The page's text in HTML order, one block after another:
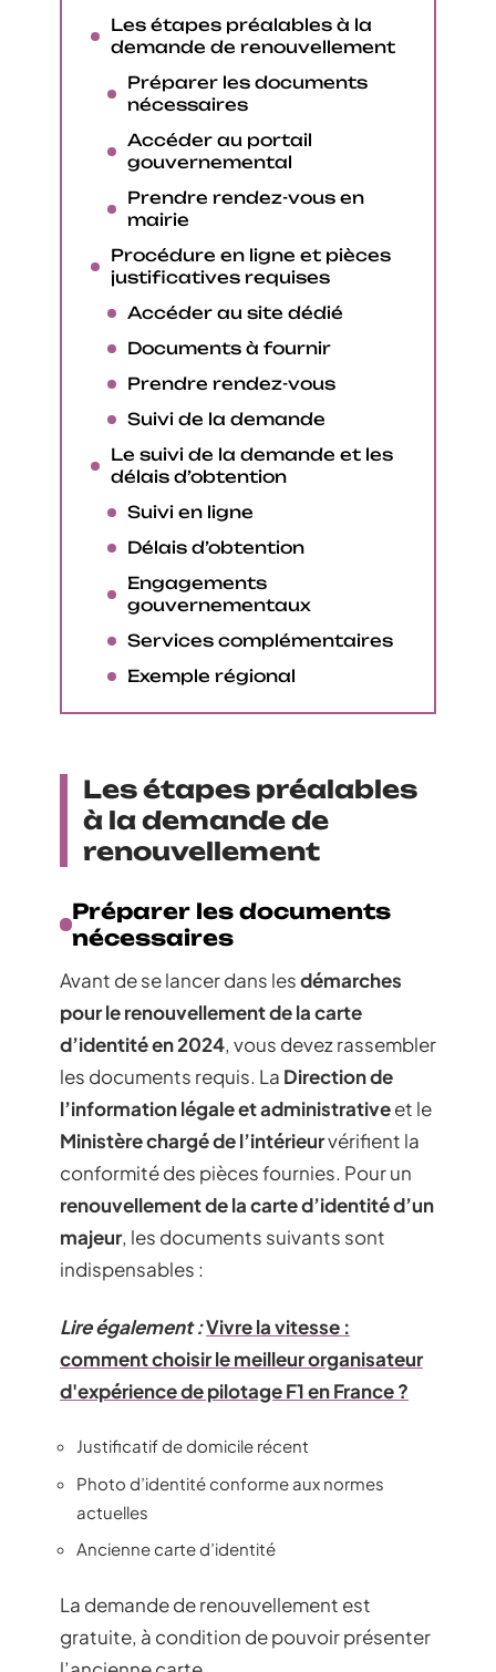
Les étapes préalables à la
demande de renouvellement
Préparer les documents
nécessaires
Accéder au portail
gouvernemental
Prendre rendez-vous en
mairie
Procédure en ligne et pièces
justificatives requises
Accéder au site dédié
Documents à fournir
Prendre rendez-vous
Suivi de la demande
Le suivi de la demande et les
délais d’obtention
Suivi en ligne
Délais d’obtention
Engagements
gouvernementaux
Services complémentaires
Exemple régional
Les étapes préalables
à la demande de
renouvellement
Préparer les documents
nécessaires
Avant de se lancer dans lesdémarches
pour le renouvellement de la carte
d’identité en 2024, vous devez rassembler
les documents requis. La Direction de
l’information légale et administrativeet le
Ministère chargé de l’intérieurvérifient la
conformité des pièces fournies. Pour un
renouvellement de la carte d’identité d’un
majeur, les documents suivants sont
indispensables :
Lire également :Vivre la vitesse :
comment choisir le meilleur organisateur
d'expérience de pilotage F1 en France ?
Justificatif de domicile récent
Photo d’identité conforme aux normes
actuelles
Ancienne carte d’identité
La demande de renouvellement est
gratuite, à condition de pouvoir présenter